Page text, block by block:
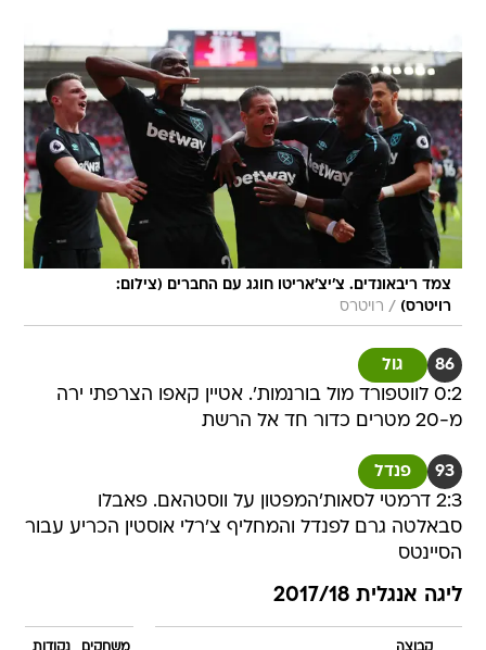
צמד ריבאונדים. צ'יצ'אריטו חוגג עם החברים (צילום:
רויטרס) / רויטרס
86 גול
0:2 לווטפורד מול בורנמות'. אטיין קאפו הצרפתי ירה
מ-20 מטרים כדור חד אל הרשת
93 פנדל
2:3 דרמטי לסאות'המפטון על ווסטהאם. פאבלו
סבאלטה גרם לפנדל והמחליף צ'רלי אוסטין הכריע עבור
הסיינטס
ליגה אנגלית 2017/18